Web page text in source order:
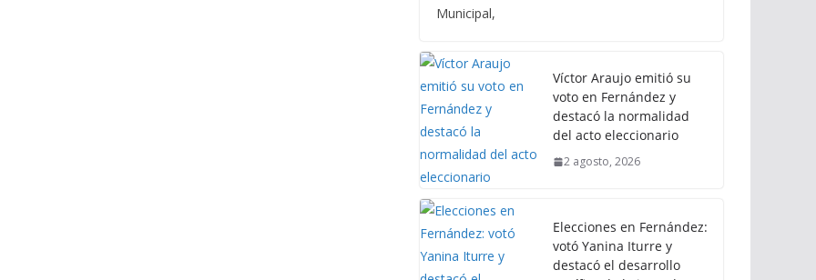
Municipal,
Víctor Araujo emitió su
voto en Fernández y
destacó la normalidad
del acto eleccionario
2 agosto, 2026
Elecciones en Fernández:
votó Yanina Iturre y
destacó el desarrollo